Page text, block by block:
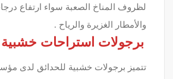
لظروف المناخ الصعبة سواء ارتفاع
والأمطار الغزيرة والرياح .
برجولات استراحات خشبية
تتميز برجولات خشبية للحدائق لدى